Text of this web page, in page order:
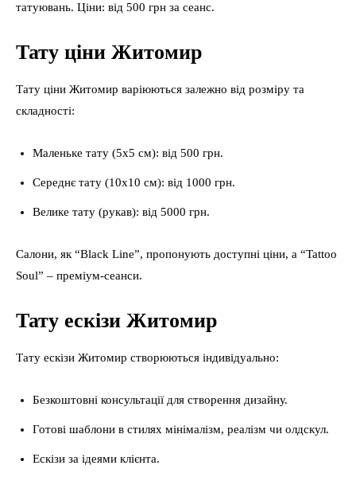
татуювань. Ціни: від 500 грн за сеанс.
Тату ціни Житомир
Тату ціни Житомир варіюються залежно від розміру та
складності:
Маленьке тату (5х5 см): від 500 грн.
Середнє тату (10х10 см): від 1000 грн.
Велике тату (рукав): від 5000 грн.
Салони, як “Black Line”, пропонують доступні ціни, а “Tattoo
Soul” – преміум-сеанси.
Тату ескізи Житомир
Тату ескізи Житомир створюються індивідуально:
Безкоштовні консультації для створення дизайну.
Готові шаблони в стилях мінімалізм, реалізм чи олдскул.
Ескізи за ідеями клієнта.